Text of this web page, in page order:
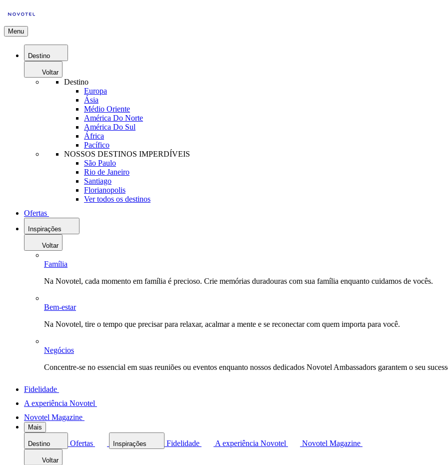
Menu
Destino
Voltar
Destino
Europa
Ásia
Médio Oriente
América Do Norte
América Do Sul
África
Pacífico
NOSSOS DESTINOS IMPERDÍVEIS
São Paulo
Rio de Janeiro
Santiago
Florianopolis
Ver todos os destinos
Ofertas
Inspirações
Voltar
Família
Na Novotel, cada momento em família é precioso. Crie memórias duradouras com sua família enquanto cuidamos de vocês.
Bem-estar
Na Novotel, tire o tempo que precisar para relaxar, acalmar a mente e se reconectar com quem importa para você.
Negócios
Concentre-se no essencial em suas reuniões ou eventos enquanto nossos dedicados Novotel Ambassadors garantem o seu
Fidelidade
A experiência Novotel
Novotel Magazine
Mais
Destino Ofertas Inspirações Fidelidade A experiência Novotel Novotel Magazine
Voltar